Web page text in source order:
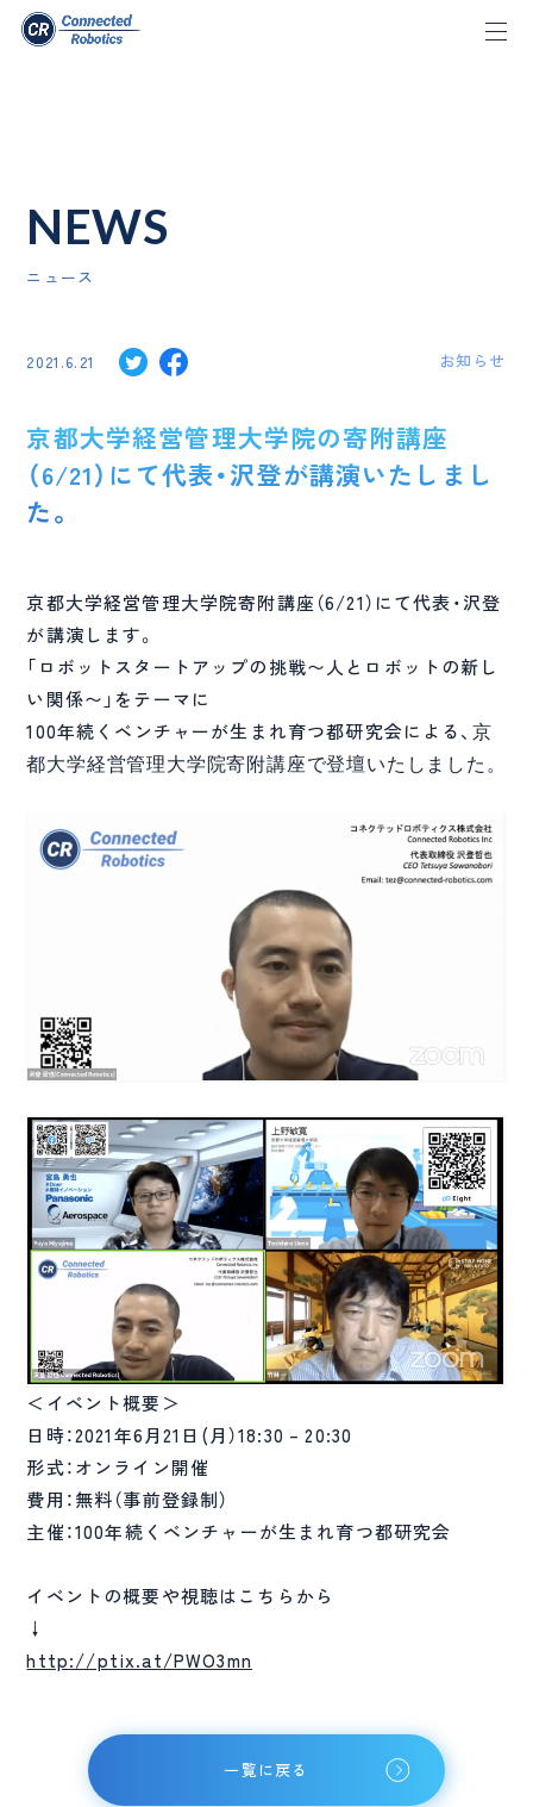
ニュース
NEWS
京都大学経営管理大学院の寄附講座
（6/21）にて代表・沢登が講演いたしまし
た。
2021.6.21 お知らせ
京都大学経営管理大学院寄附講座（6/21）にて代表・沢登
が講演します。
「ロボットスタートアップの挑戦〜人とロボットの新し
い関係〜」をテーマに
100年続くベンチャーが生まれ育つ都研究会による、 京
都大学経営管理大学院寄附講座で登壇いたしました。
＜イベント概要＞
日時：2021年6月21日(月）18:30 – 20:30
形式：オンライン開催
費用：無料（事前登録制）
主催：100年続くベンチャーが生まれ育つ都研究会
イベントの概要や視聴はこちらから
↓
http://ptix.at/PWO3mn
一覧に戻る